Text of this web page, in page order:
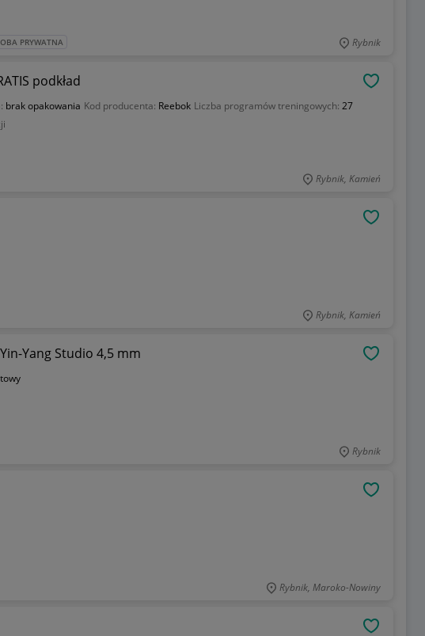
PRYWATNA Rybnik
podkład
brak opakowania Kod producenta: Reebok Liczba programów treningowych: 27
Rybnik, Kamień
Rybnik, Kamień
Yang Studio 4,5 mm
Rybnik
Rybnik, Maroko-Nowiny